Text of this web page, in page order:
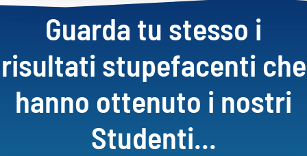
Guarda tu stesso i
risultati stupefacenti che
hanno ottenuto i nostri
Studenti...